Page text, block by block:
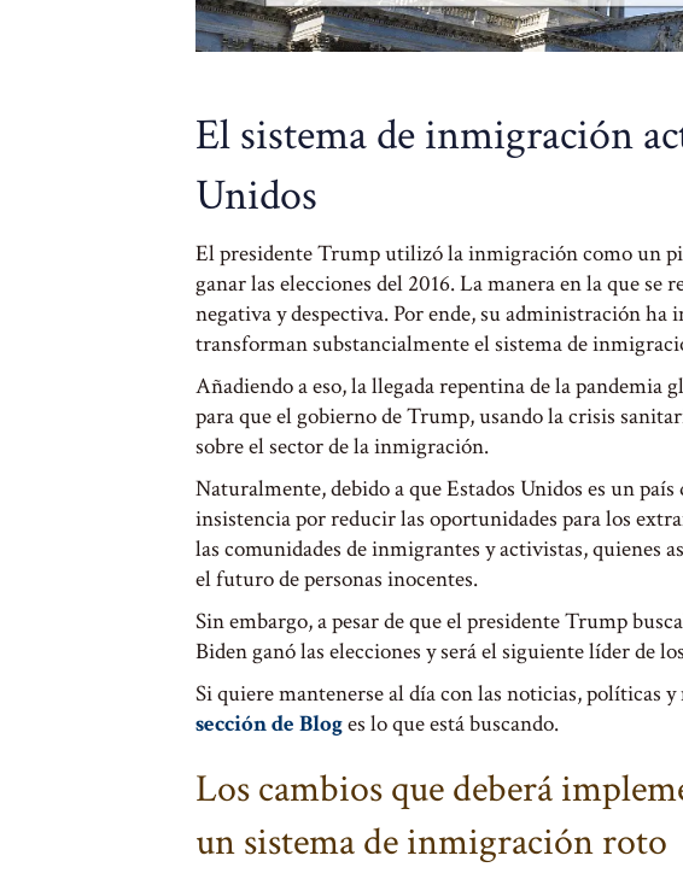
El sistema de inmigración
Unidos
El presidente Trump utilizó la inmigración como un
ganar las elecciones del 2016. La manera en la que
negativa y despectiva. Por ende, su administración
transforman substancialmente el sistema de
Añadiendo a eso, la llegada repentina de la
para que el gobierno de Trump, usando la crisis
sobre el sector de la inmigración.
Naturalmente, debido a que Estados Unidos es un
insistencia por reducir las oportunidades para los
las comunidades de inmigrantes y activistas, quienes
el futuro de personas inocentes.
Sin embargo, a pesar de que el presidente Trump
Biden ganó las elecciones y será el siguiente líder de
Si quiere mantenerse al día con las noticias, políticas
sección de Bloges lo que está buscando.
Los cambios que deberá
un sistema de inmigración roto